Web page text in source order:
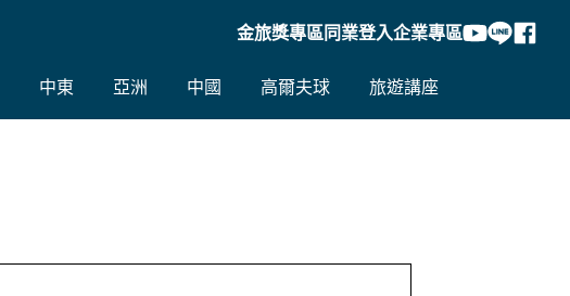
金旅獎專區同業登入企業專區
中東 亞洲 中國 高爾夫球 旅遊講座